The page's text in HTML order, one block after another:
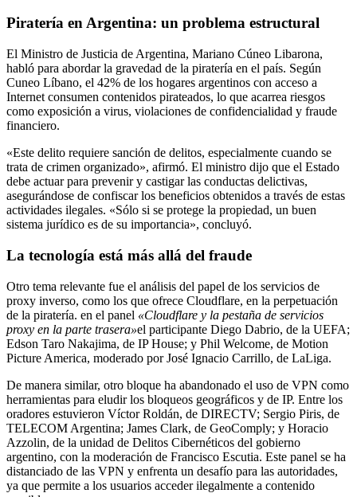
Piratería en Argentina: un problema estructural
El Ministro de Justicia de Argentina, Mariano Cúneo Libarona,
habló para abordar la gravedad de la piratería en el país. Según
Cuneo Líbano, el 42% de los hogares argentinos con acceso a
Internet consumen contenidos pirateados, lo que acarrea riesgos
como exposición a virus, violaciones de confidencialidad y fraude
financiero.
«Este delito requiere sanción de delitos, especialmente cuando se
trata de crimen organizado», afirmó. El ministro dijo que el Estado
debe actuar para prevenir y castigar las conductas delictivas,
asegurándose de confiscar los beneficios obtenidos a través de estas
actividades ilegales. «Sólo si se protege la propiedad, un buen
sistema jurídico es de su importancia», concluyó.
La tecnología está más allá del fraude
Otro tema relevante fue el análisis del papel de los servicios de
proxy inverso, como los que ofrece Cloudflare, en la perpetuación
de la piratería. en el panel «Cloudflare y la pestaña de servicios
proxy en la parte trasera»el participante Diego Dabrio, de la UEFA;
Edson Taro Nakajima, de IP House; y Phil Welcome, de Motion
Picture America, moderado por José Ignacio Carrillo, de LaLiga.
De manera similar, otro bloque ha abandonado el uso de VPN como
herramientas para eludir los bloqueos geográficos y de IP. Entre los
oradores estuvieron Víctor Roldán, de DIRECTV; Sergio Piris, de
TELECOM Argentina; James Clark, de GeoComply; y Horacio
Azzolin, de la unidad de Delitos Cibernéticos del gobierno
argentino, con la moderación de Francisco Escutia. Este panel se ha
distanciado de las VPN y enfrenta un desafío para las autoridades,
ya que permite a los usuarios acceder ilegalmente a contenido